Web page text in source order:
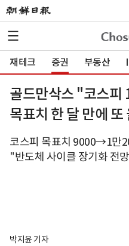
재테크 증권 부동산
골드만삭스 "코스
목표치 한 달 만에 또
코스피 목표치 9000→1만
"반도체 사이클 장기화 전
박지윤 기자